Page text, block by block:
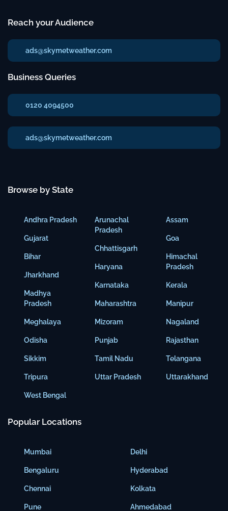
Reach your Audience
ads@skymetweather.com
Business Queries
0120 4094500
ads@skymetweather.com
Browse by State
Andhra Pradesh
Gujarat
Bihar
Jharkhand
Madhya
Pradesh
Meghalaya
Odisha
Sikkim
Tripura
West Bengal
Arunachal
Pradesh
Chhattisgarh
Haryana
Karnataka
Maharashtra
Mizoram
Punjab
Tamil Nadu
Uttar Pradesh
Assam
Goa
Himachal
Pradesh
Kerala
Manipur
Nagaland
Rajasthan
Telangana
Uttarakhand
Popular Locations
Mumbai
Bengaluru
Chennai
Pune
Delhi
Hyderabad
Kolkata
Ahmedabad